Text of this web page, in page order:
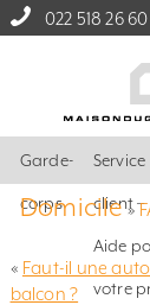
022 518 26 60
Garde-
corps
Service
client –
Aide
votre
Domicile»
« Faut-il une
balcon ?